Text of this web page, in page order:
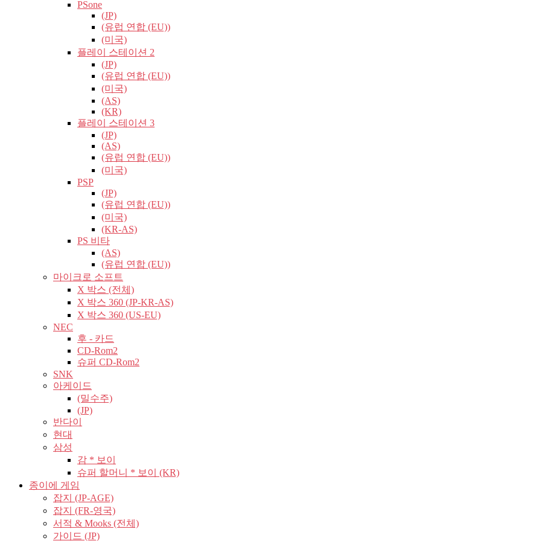
PSone
(JP)
(유럽​​ 연합 (EU))
(미국)
플레이 스테이션 2
(JP)
(유럽​​ 연합 (EU))
(미국)
(AS)
(KR)
플레이 스테이션 3
(JP)
(AS)
(유럽​​ 연합 (EU))
(미국)
PSP
(JP)
(유럽​​ 연합 (EU))
(미국)
(KR-AS)
PS 비타
(AS)
(유럽​​ 연합 (EU))
마이크로 소프트
X 박스 (전체)
X 박스 360 (JP-KR-AS)
X 박스 360 (US-EU)
NEC
후 - 카드
CD-Rom2
슈퍼 CD-Rom2
SNK
아케이드
(밀수주)
(JP)
반다이
현대
삼성
감 * 보이
슈퍼 할머니 * 보이 (KR)
종이에 게임
잡지 (JP-AGE)
잡지 (FR-영국)
서적 & Mooks (전체)
가이드 (JP)